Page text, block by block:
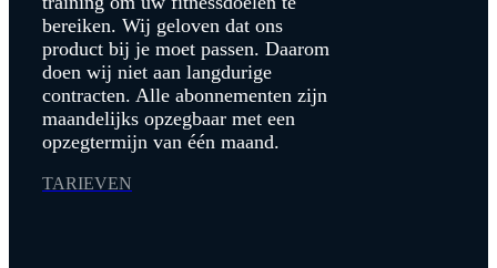
bereiken. Wij geloven dat ons
product bij je moet passen. Daarom
doen wij niet aan langdurige
contracten. Alle abonnementen zijn
maandelijks opzegbaar met een
opzegtermijn van één maand.
TARIEVEN